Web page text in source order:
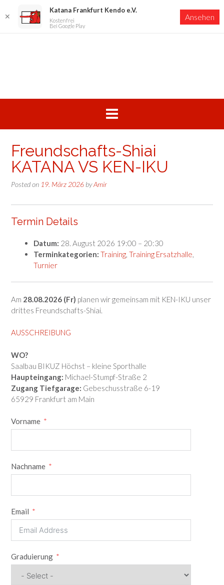
Freundschafts-Shiai
KATANA VS KEN-IKU
Posted on 19. März 2026 byAmir
Termin Details
Datum: 28. August 2026 19:00 – 20:30
Terminkategorien: Training Training Ersatzhalle
Turnier
Am 28.08.2026 (Fr) planen wir gemeinsam mit KEN-IKU unser
drittes Freundschafts-Shiai.
AUSSCHREIBUNG
WO?
Saalbau BIKUZ Höchst – kleine Sporthalle
Haupteingang: Michael-Stumpf-Straße 2
Zugang Tiefgarage: Gebeschusstraße 6-19
65929 Frankfurt am Main
Vorname
Nachname
Email
Graduierung
✕
Katana Frankfurt Kendo e.V.
Kostenfrei
Bei Google Play
Ansehen